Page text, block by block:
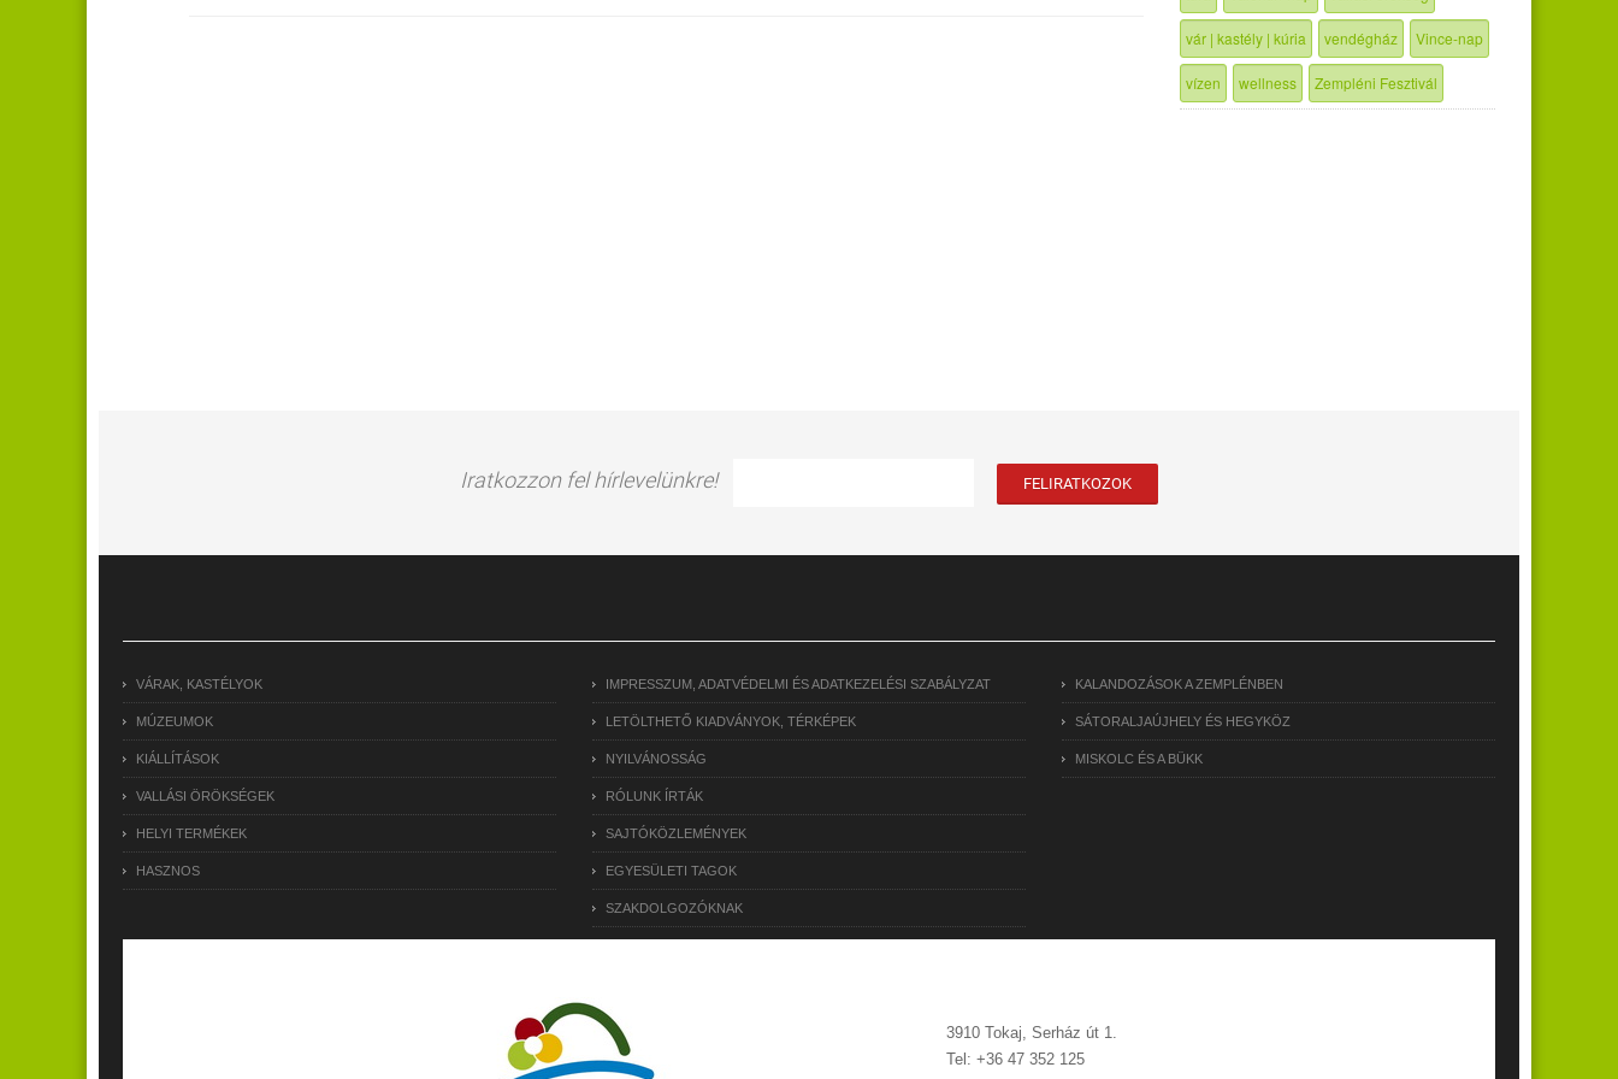
vár | kastély | kúria vendégház Vince-nap
vízen wellness Zempléni Fesztivál
Iratkozzon fel hírlevelünkre!
VÁRAK, KASTÉLYOK
MÚZEUMOK
KIÁLLÍTÁSOK
VALLÁSI ÖRÖKSÉGEK
HELYI TERMÉKEK
HASZNOS
IMPRESSZUM, ADATVÉDELMI ÉS ADATKEZELÉSI SZABÁLYZAT
LETÖLTHETŐ KIADVÁNYOK, TÉRKÉPEK
NYILVÁNOSSÁG
RÓLUNK ÍRTÁK
SAJTÓKÖZLEMÉNYEK
EGYESÜLETI TAGOK
SZAKDOLGOZÓKNAK
KALANDOZÁSOK A ZEMPLÉNBEN
SÁTORALJAÚJHELY ÉS HEGYKÖZ
MISKOLC ÉS A BÜKK
3910 Tokaj, Serház út 1.
Tel: +36 47 352 125